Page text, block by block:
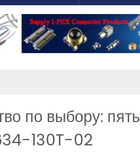
по выбору: пять
130T-02